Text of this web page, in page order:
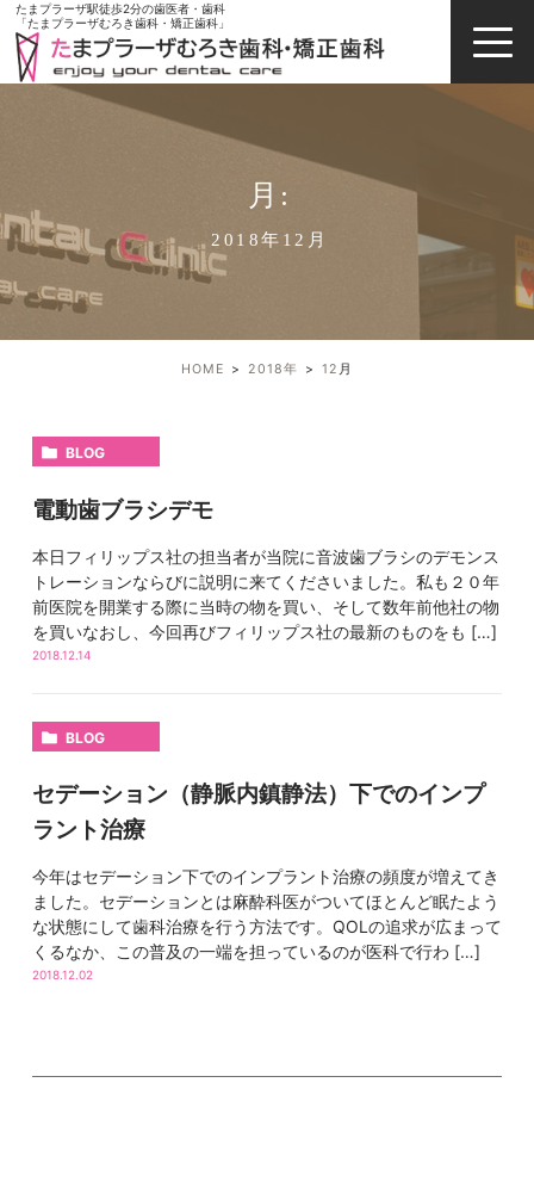
たまプラーザ駅徒歩2分の歯医者・歯科
「たまプラーザむろき歯科・矯正歯科」
月:
2018年12月
HOME 2018年 12 月
BLOG
電動歯ブラシデモ
本日フィリップス社の担当者が当院に音波歯ブラシのデモンス
トレーションならびに説明に来てくださいました。私も２０年
前医院を開業する際に当時の物を買い、そして数年前他社の物
を買いなおし、今回再びフィリップス社の最新のものをも […]
2018.12.14
BLOG
セデーション（静脈内鎮静法）下でのインプ
ラント治療
今年はセデーション下でのインプラント治療の頻度が増えてき
ました。セデーションとは麻酔科医がついてほとんど眠たよう
な状態にして歯科治療を行う方法です。QOLの追求が広まって
くるなか、この普及の一端を担っているのが医科で行わ […]
2018.12.02